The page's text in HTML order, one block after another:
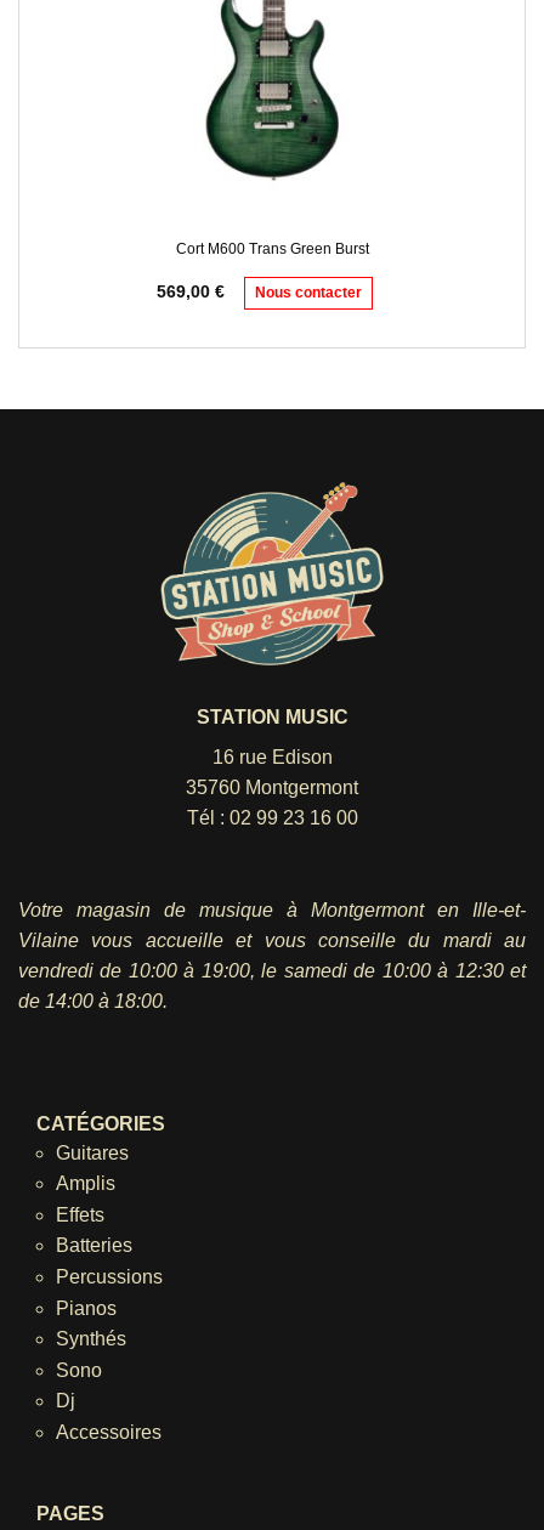
Cort M600 Trans Green Burst
569,00 € Nous contacter
STATION MUSIC
16 rue Edison
35760 Montgermont
Tél : 02 99 23 16 00
Votre magasin de musique à Montgermont en Ille-et-
Vilaine vous accueille et vous conseille du mardi au
vendredi de 10:00 à 19:00, le samedi de 10:00 à 12:30 et
de 14:00 à 18:00.
CATÉGORIES
Guitares
Amplis
Effets
Batteries
Percussions
Pianos
Synthés
Sono
Dj
Accessoires
PAGES